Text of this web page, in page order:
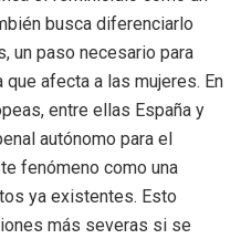
busca diferenciarlo
un paso necesario para
afecta a las mujeres. En
entre ellas España y
autónomo para el
fenómeno como una
ya existentes. Esto
más severas si se